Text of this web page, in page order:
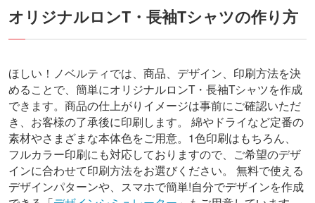
オリジナルロンT・長袖Tシャツの作り方
ほしい！ノベルティでは、商品、デザイン、印刷方法を決
めることで、簡単にオリジナルロンT・長袖Tシャツを作成
できます。商品の仕上がりイメージは事前にご確認いただ
き、お客様の了承後に印刷します。 綿やドライなど定番の
素材やさまざまな本体色をご用意。1色印刷はもちろん、
フルカラー印刷にも対応しておりますので、ご希望のデザ
インに合わせて印刷方法をお選びください。 無料で使える
デザインパターンや、スマホで簡単!自分でデザインを作成